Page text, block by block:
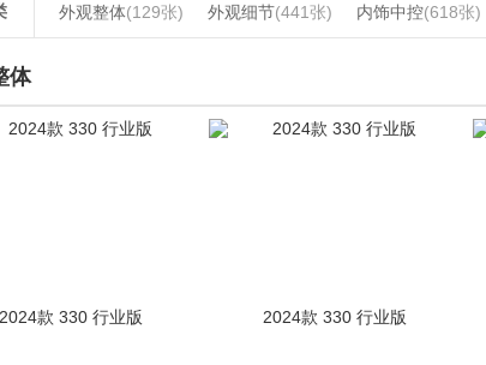
外观整体(129张) 外观细节(441张) 内饰中控(618张)
体
2024款 330 行业版 2024款 330 行业版